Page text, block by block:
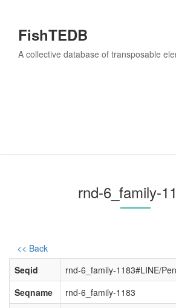
FishTEDB
A collective database of transposable
rnd-6_family-
<< Back
Seqid
rnd-6_family-1183#LINE/
Seqname
rnd-6_family-1183